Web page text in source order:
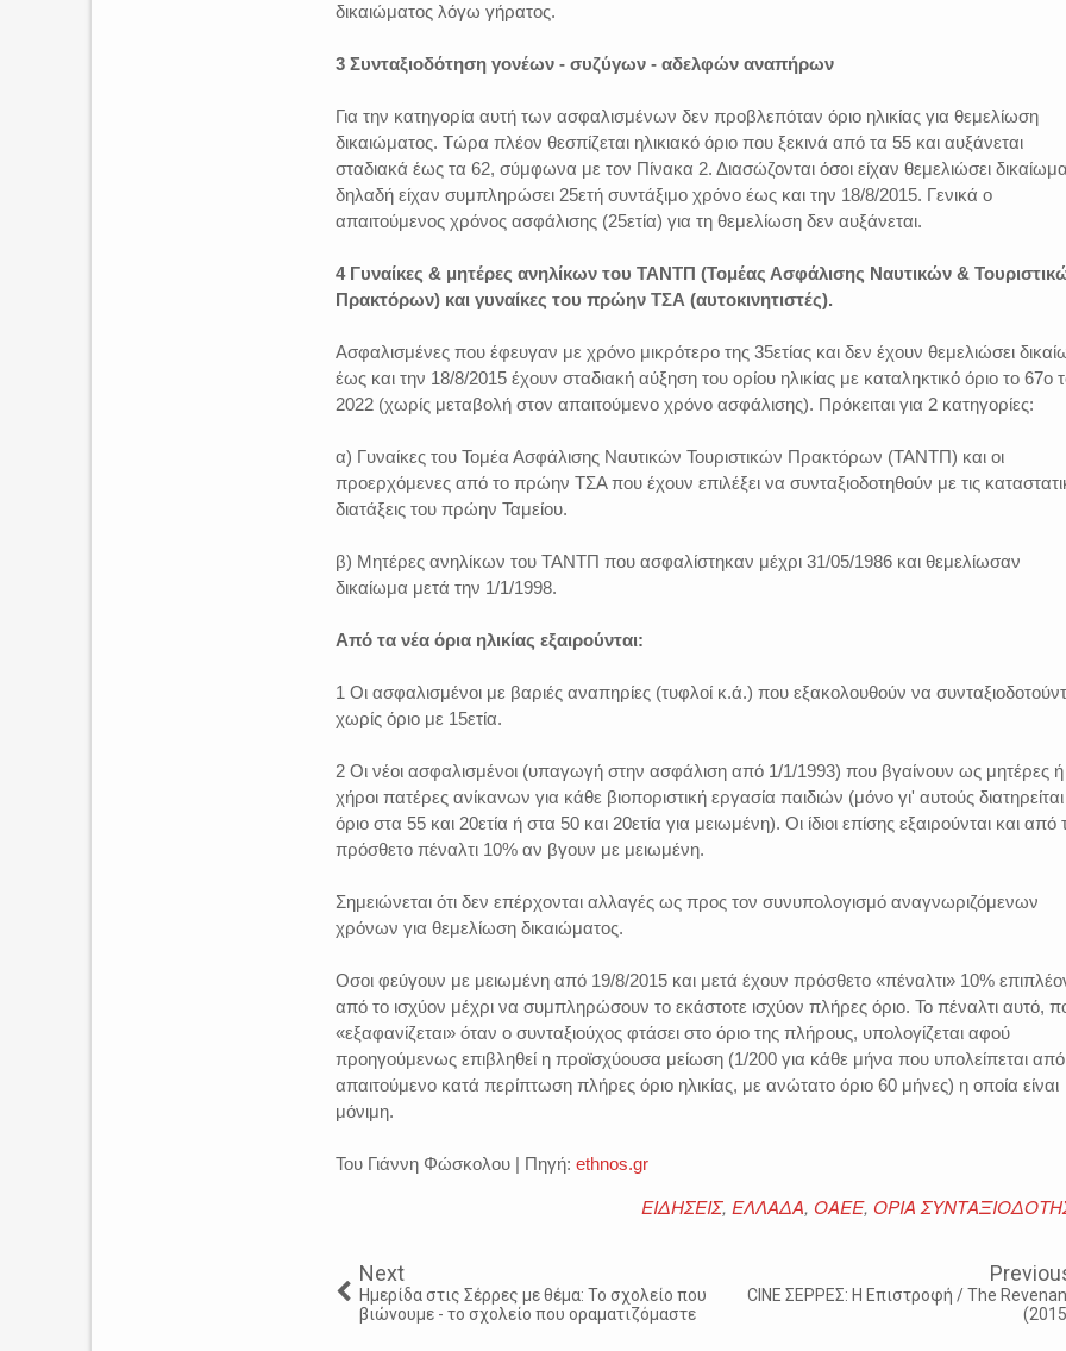
δικαιώματος λόγω γήρατος.
3 Συνταξιοδότηση γονέων - συζύγων - αδελφών αναπήρων
Για την κατηγορία αυτή των ασφαλισμένων δεν προβλεπόταν όριο ηλικίας για θεμελίωση
δικαιώματος. Τώρα πλέον θεσπίζεται ηλικιακό όριο που ξεκινά από τα 55 και αυξάνεται
σταδιακά έως τα 62, σύμφωνα με τον Πίνακα 2. Διασώζονται όσοι είχαν θεμελιώσει
δηλαδή είχαν συμπληρώσει 25ετή συντάξιμο χρόνο έως και την 18/8/2015. Γενικά ο
απαιτούμενος χρόνος ασφάλισης (25ετία) για τη θεμελίωση δεν αυξάνεται.
4 Γυναίκες & μητέρες ανηλίκων του ΤΑΝΤΠ (Τομέας Ασφάλισης Ναυτικών &
Πρακτόρων) και γυναίκες του πρώην ΤΣΑ (αυτοκινητιστές).
Ασφαλισμένες που έφευγαν με χρόνο μικρότερο της 35ετίας και δεν έχουν θεμελιώσει
έως και την 18/8/2015 έχουν σταδιακή αύξηση του ορίου ηλικίας με καταληκτικό όριο το 67ο
2022 (χωρίς μεταβολή στον απαιτούμενο χρόνο ασφάλισης). Πρόκειται για 2 κατηγορίες:
α) Γυναίκες του Τομέα Ασφάλισης Ναυτικών Τουριστικών Πρακτόρων (ΤΑΝΤΠ) και οι
προερχόμενες από το πρώην ΤΣΑ που έχουν επιλέξει να συνταξιοδοτηθούν με τις
διατάξεις του πρώην Ταμείου.
β) Μητέρες ανηλίκων του ΤΑΝΤΠ που ασφαλίστηκαν μέχρι 31/05/1986 και θεμελίωσαν
δικαίωμα μετά την 1/1/1998.
Από τα νέα όρια ηλικίας εξαιρούνται:
1 Οι ασφαλισμένοι με βαριές αναπηρίες (τυφλοί κ.ά.) που εξακολουθούν να
χωρίς όριο με 15ετία.
2 Οι νέοι ασφαλισμένοι (υπαγωγή στην ασφάλιση από 1/1/1993) που βγαίνουν ως μητέρες ή
χήροι πατέρες ανίκανων για κάθε βιοποριστική εργασία παιδιών (μόνο γι' αυτούς
όριο στα 55 και 20ετία ή στα 50 και 20ετία για μειωμένη). Οι ίδιοι επίσης εξαιρούνται και από
πρόσθετο πέναλτι 10% αν βγουν με μειωμένη.
Σημειώνεται ότι δεν επέρχονται αλλαγές ως προς τον συνυπολογισμό αναγνωριζόμενων
χρόνων για θεμελίωση δικαιώματος.
Οσοι φεύγουν με μειωμένη από 19/8/2015 και μετά έχουν πρόσθετο «πέναλτι» 10%
από το ισχύον μέχρι να συμπληρώσουν το εκάστοτε ισχύον πλήρες όριο. Το πέναλτι αυτό,
«εξαφανίζεται» όταν ο συνταξιούχος φτάσει στο όριο της πλήρους, υπολογίζεται αφού
προηγούμενως επιβληθεί η προϊσχύουσα μείωση (1/200 για κάθε μήνα που υπολείπεται
απαιτούμενο κατά περίπτωση πλήρες όριο ηλικίας, με ανώτατο όριο 60 μήνες) η οποία είναι
μόνιμη.
Του Γιάννη Φώσκολου | Πηγή: ethnos.gr
ΕΙΔΗΣΕΙΣ, ΕΛΛΑΔΑ, ΟΑΕΕ, ΟΡΙΑ
Next
Ημερίδα στις Σέρρες με θέμα: Το σχολείο που
βιώνουμε - το σχολείο που οραματιζόμαστε
CINE ΣΕΡΡΕΣ: Η Επιστροφή / The